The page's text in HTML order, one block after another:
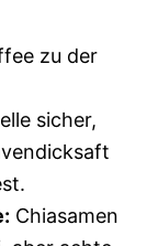
zu der
sicher,
Chiasamen